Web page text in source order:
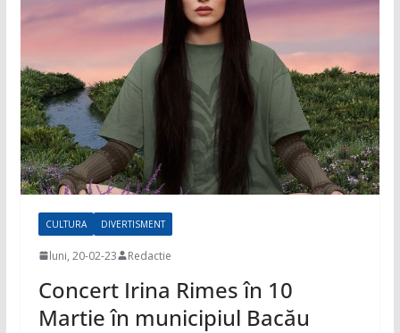
CULTURA DIVERTISMENT
luni, 20-02-23 Redactie
Concert Irina Rimes în 10
Martie în municipiul Bacău